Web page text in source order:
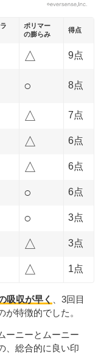
ポリマー
の膨らみ
得点
△ 9点
○ 8点
△ 7点
△ 6点
△ 6点
○ 6点
○ 3点
△ 3点
△ 1点
吸収が早く
、3回目
が特徴的でした。
ーニーとムーニー
、総合的に良い印